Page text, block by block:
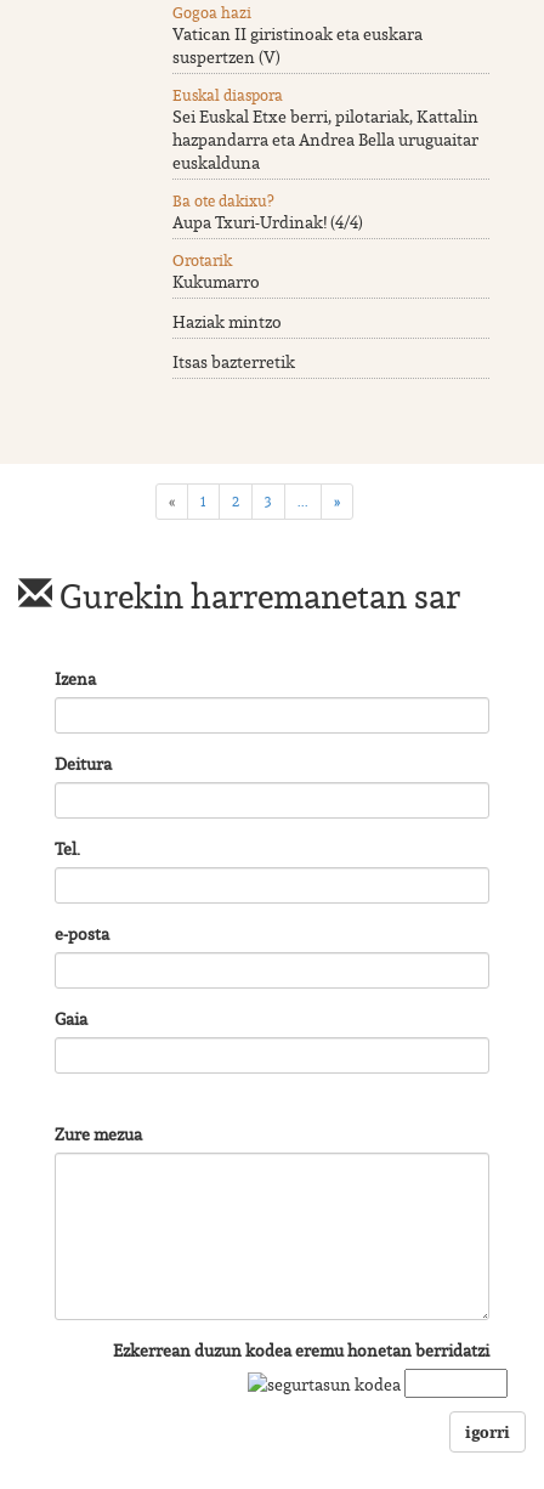
Gogoa hazi
Vatican II giristinoak eta euskara
suspertzen (V)
Euskal diaspora
Sei Euskal Etxe berri, pilotariak, Kattalin
hazpandarra eta Andrea Bella uruguaitar
euskalduna
Ba ote dakixu?
Aupa Txuri-Urdinak! (4/4)
Orotarik
Kukumarro
Haziak mintzo
Itsas bazterretik
« 1 2 3 »
Gurekin harremanetan sar
Izena
Deitura
Tel.
e-posta
Gaia
Zure mezua
Ezkerrean duzun kodea eremu honetan berridatzi
igorri